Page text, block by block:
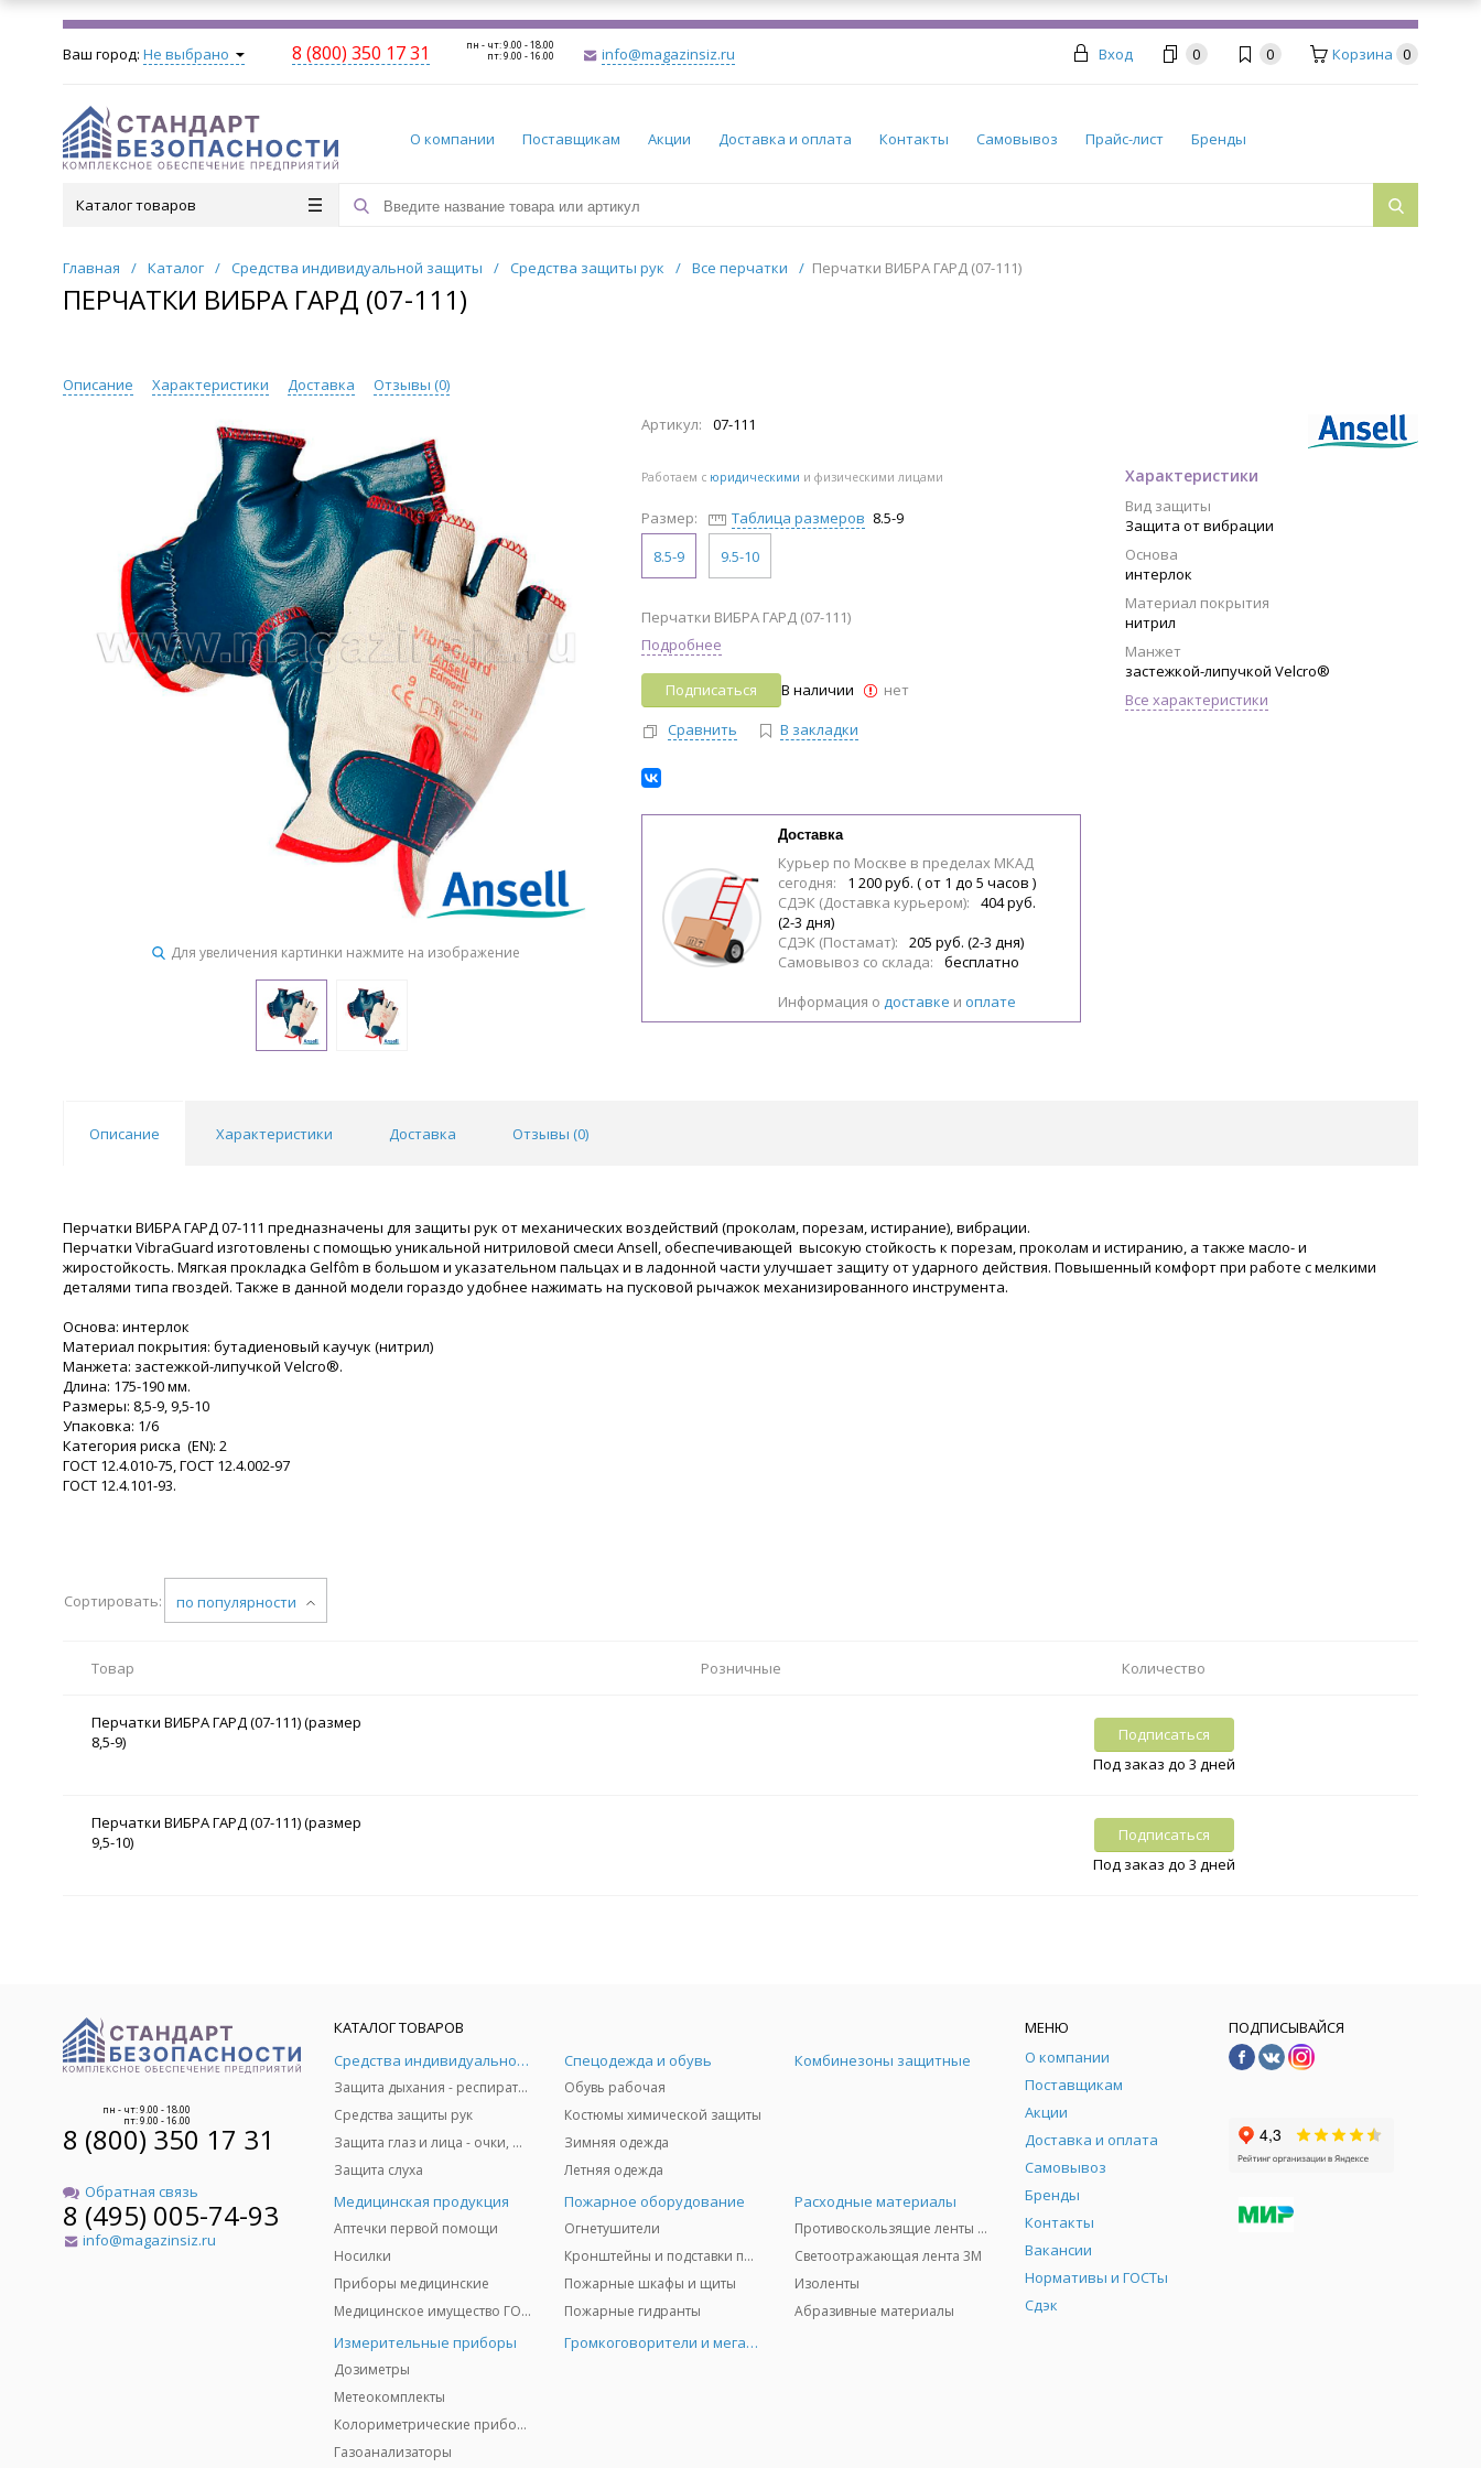
Ваш город: Не выбрано 8 (800) 350 17 31 пн - чт: 9.00 - 18.00
пт: 9.00 - 16.00 info@magazinsiz.ru Вход 0 0 Корзина 0
О компании Поставщикам Акции Доставка и оплата Контакты Самовывоз Прайс-лист Бренды
Каталог товаров
Главная / Каталог / Средства индивидуальной защиты / Средства защиты рук / Все перчатки / Перчатки ВИБРА ГАРД (07-111)
ПЕРЧАТКИ ВИБРА ГАРД (07-111)
Описание Характеристики Доставка Отзывы (0)
Для увеличения картинки нажмите на изображение
Артикул: 07-111
Работаем с юридическими и физическими лицами
Размер: Таблица размеров 8.5-9
8.5-9
9.5-10
Характеристики
Вид защиты
Защита от вибрации
Основа
интерлок
Материал покрытия
нитрил
Манжет
застежкой-липучкой Velcro®
Все характеристики
Перчатки ВИБРА ГАРД (07-111)
Подробнее
Подписаться В наличии
нет
Сравнить
В закладки
Доставка
Курьер по Москве в пределах МКАД
сегодня:
1 200 руб. ( от 1 до 5 часов )
СДЭК (Доставка курьером):
404 руб.
(2-3 дня)
СДЭК (Постамат):
205 руб. (2-3 дня)
Самовывоз со склада:
бесплатно
Информация о доставке и оплате
Описание Характеристики Доставка Отзывы (0)
Перчатки ВИБРА ГАРД 07-111 предназначены для защиты рук от механических воздействий (проколам, порезам, истирание), вибрации.
Перчатки VibraGuard изготовлены с помощью уникальной нитриловой смеси Ansell, обеспечивающей высокую стойкость к порезам, проколам и истиранию, а также масло- и
жиростойкость. Мягкая прокладка Gelfôm в большом и указательном пальцах и в ладонной части улучшает защиту от ударного действия. Повышенный комфорт при работе с мелкими
деталями типа гвоздей. Также в данной модели гораздо удобнее нажимать на пусковой рычажок механизированного инструмента.
Основа: интерлок
Материал покрытия: бутадиеновый каучук (нитрил)
Манжета: застежкой-липучкой Velcro®.
Длина: 175-190 мм.
Размеры: 8,5-9, 9,5-10
Упаковка: 1/6
Категория риска (EN): 2
ГОСТ 12.4.010-75, ГОСТ 12.4.002-97
ГОСТ 12.4.101-93.
Сортировать: по популярности
Товар Розничные Количество
Перчатки ВИБРА ГАРД (07-111) (размер
8,5-9)
Подписаться
Под заказ до 3 дней
Перчатки ВИБРА ГАРД (07-111) (размер
9,5-10)
Подписаться
Под заказ до 3 дней
пн - чт: 9.00 - 18.00
пт: 9.00 - 16.00
8 (800) 350 17 31
Обратная связь
8 (495) 005-74-93
info@magazinsiz.ru
КАТАЛОГ ТОВАРОВ
Средства индивидуальной защиты
Защита дыхания - респираторы, противогазы, фильтры, дозиметры
Средства защиты рук
Защита глаз и лица - очки, щитки
Защита слуха
Спецодежда и обувь
Обувь рабочая
Костюмы химической защиты
Зимняя одежда
Летняя одежда
Комбинезоны защитные
Медицинская продукция
Аптечки первой помощи
Носилки
Приборы медицинские
Медицинское имущество ГО и ЧС
Пожарное оборудование
Огнетушители
Кронштейны и подставки под огнетушители
Пожарные шкафы и щиты
Пожарные гидранты
Расходные материалы
Противоскользящие ленты 3М
Светоотражающая лента 3M
Изоленты
Абразивные материалы
Измерительные приборы
Дозиметры
Метеокомплекты
Колориметрические приборы
Газоанализаторы
Громкоговорители и мегафоны
МЕНЮ
О компании
Поставщикам
Акции
Доставка и оплата
Самовывоз
Бренды
Контакты
Вакансии
Нормативы и ГОСТы
Сдэк
ПОДПИСЫВАЙСЯ